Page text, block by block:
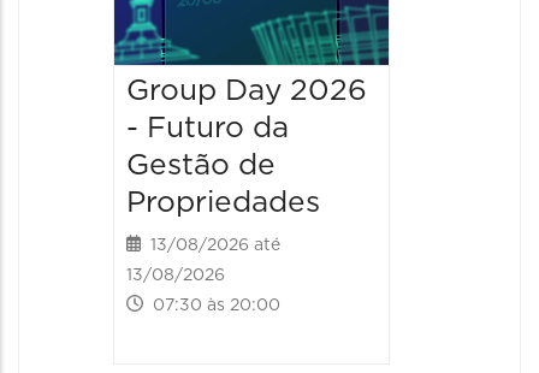
Group Day 2026
- Futuro da
Gestão de
Propriedades
13/08/2026 até
13/08/2026
07:30 às 20:00